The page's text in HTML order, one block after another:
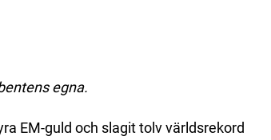
egna.
EM-guld och slagit tolv världsrekord